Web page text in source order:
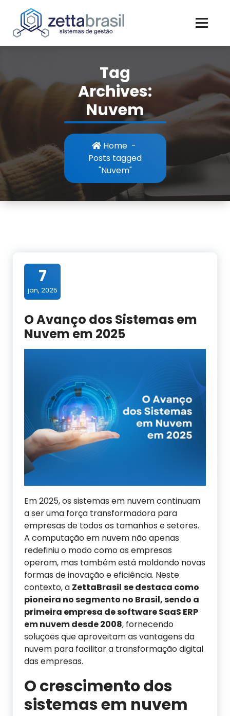
content
Tag
Archives:
Nuvem
Home -
Posts tagged
"Nuvem"
7
jan, 2025
O Avanço dos Sistemas em
Nuvem em 2025
Em 2025, os sistemas em nuvem continuam
a ser uma força transformadora para
empresas de todos os tamanhos e setores.
A computação em nuvem não apenas
redefiniu o modo como as empresas
operam, mas também está moldando novas
formas de inovação e eficiência. Neste
contexto, a ZettaBrasil se destaca como
pioneira no segmento no Brasil, sendo a
primeira empresa de software SaaS ERP
em nuvem desde 2008, fornecendo
soluções que aproveitam as vantagens da
nuvem para facilitar a transformação digital
das empresas.
Ocrescimento dos
sistemas em nuvem